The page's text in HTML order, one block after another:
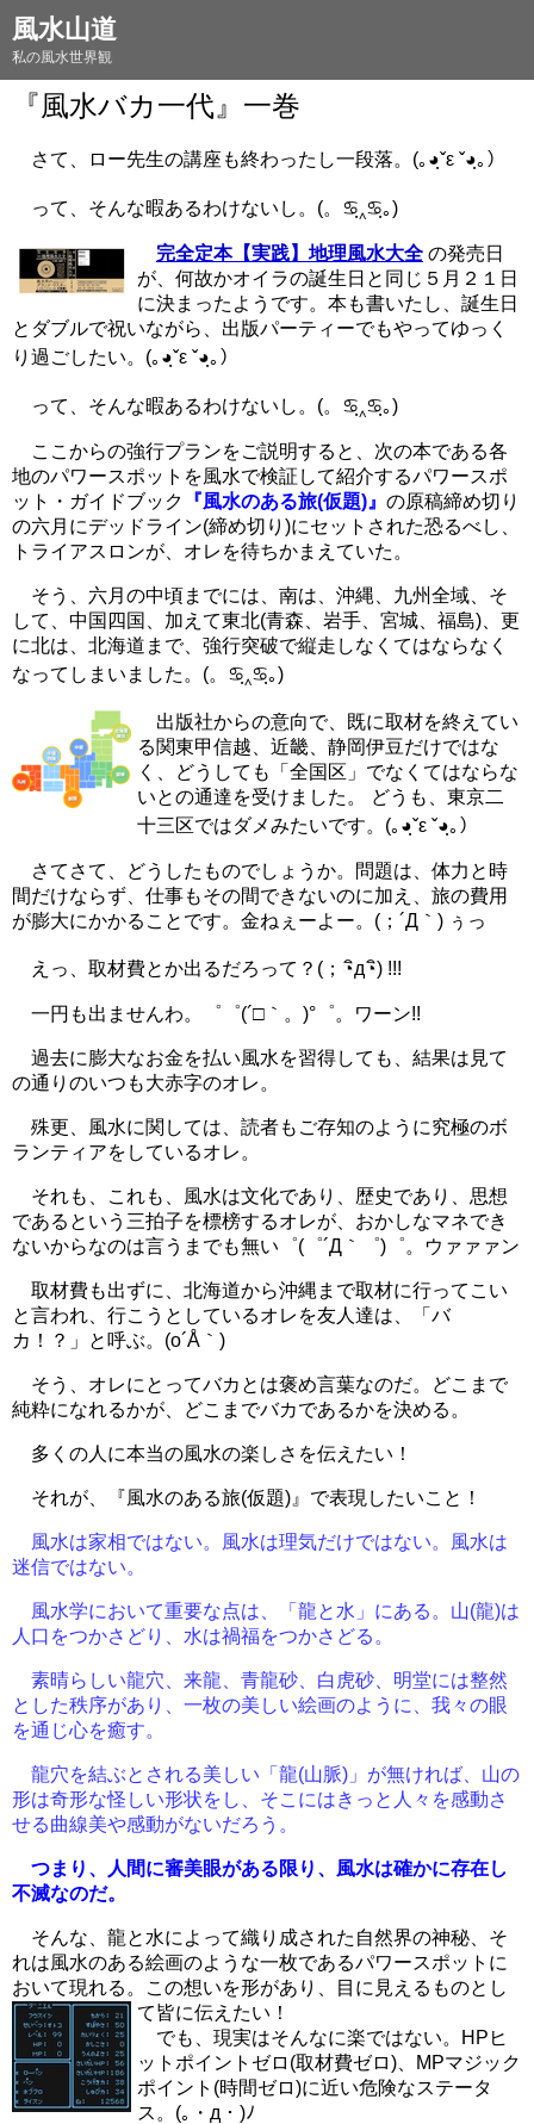
風水山道
私の風水世界観
『風水バカ一代』一巻
さて、ロー先生の講座も終わったし一段落。(｡◕ฺˇε ˇ◕ฺ｡）
って、そんな暇あるわけないし。(。♋ฺ‸♋ฺ｡)
完全定本【実践】地理風水大全 の発売日
が、何故かオイラの誕生日と同じ５月２１日
に決まったようです。本も書いたし、誕生日
とダブルで祝いながら、出版パーティーでもやってゆっく
り過ごしたい。(｡◕ฺˇε ˇ◕ฺ｡）
って、そんな暇あるわけないし。(。♋ฺ‸♋ฺ｡)
ここからの強行プランをご説明すると、次の本である各
地のパワースポットを風水で検証して紹介するパワースポ
ット・ガイドブック
『風水のある旅(仮題)』 の原稿締め切り
の六月にデッドライン(締め切り)にセットされた恐るべし、
トライアスロンが、オレを待ちかまえていた。
そう、六月の中頃までには、南は、沖縄、九州全域、そ
して、中国四国、加えて東北(青森、岩手、宮城、福島)、更
に北は、北海道まで、強行突破で縦走しなくてはならなく
なってしまいました。(。♋ฺ‸♋ฺ｡)
出版社からの意向で、既に取材を終えてい
る関東甲信越、近畿、静岡伊豆だけではな
く、どうしても「全国区」でなくてはならな
いとの通達を受けました。 どうも、東京二
十三区ではダメみたいです。(｡◕ฺˇε ˇ◕ฺ｡）
さてさて、どうしたものでしょうか。問題は、体力と時
間だけならず、仕事もその間できないのに加え、旅の費用
が膨大にかかることです。金ねぇーよー。(；´Д｀) ぅっ
えっ、取材費とか出るだろって？(；◔ิд◔ิ) !!!
一円も出ませんわ。゜゜(´□｀。)°゜。ワーン!!
過去に膨大なお金を払い風水を習得しても、結果は見て
の通りのいつも大赤字のオレ。
殊更、風水に関しては、読者もご存知のように究極のボ
ランティアをしているオレ。
それも、これも、風水は文化であり、歴史であり、思想
であるという三拍子を標榜するオレが、おかしなマネでき
ないからなのは言うまでも無い゜(゜´Д｀゜)゜。ウァァァン
取材費も出ずに、北海道から沖縄まで取材に行ってこい
と言われ、行こうとしているオレを友人達は、「バ
カ！？」と呼ぶ。(o´Å｀)
そう、オレにとってバカとは褒め言葉なのだ。どこまで
純粋になれるかが、どこまでバカであるかを決める。
多くの人に本当の風水の楽しさを伝えたい！
それが、『風水のある旅(仮題)』で表現したいこと！
風水は家相ではない。風水は理気だけではない。風水は
迷信ではない。
風水学において重要な点は、「龍と水」にある。山(龍)は
人口をつかさどり、水は禍福をつかさどる。
素晴らしい龍穴、来龍、青龍砂、白虎砂、明堂には整然
とした秩序があり、一枚の美しい絵画のように、我々の眼
を通じ心を癒す。
龍穴を結ぶとされる美しい「龍(山脈)」が無ければ、山の
形は奇形な怪しい形状をし、そこにはきっと人々を感動さ
せる曲線美や感動がないだろう。
つまり、人間に審美眼がある限り、風水は確かに存在し
不滅なのだ。
そんな、龍と水によって織り成された自然界の神秘、そ
れは風水のある絵画のような一枚であるパワースポットに
おいて現れる。この想いを形があり、目に見えるものとし
て皆に伝えたい！
でも、現実はそんなに楽ではない。HPヒ
ットポイントゼロ(取材費ゼロ)、MPマジック
ポイント(時間ゼロ)に近い危険なステータ
ス。(｡・д・)ﾉ